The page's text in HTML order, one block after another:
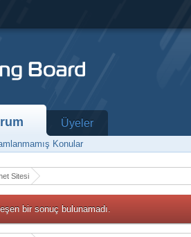
Üyeler
Konular
Sitesi
bir sonuç bulunamadı.